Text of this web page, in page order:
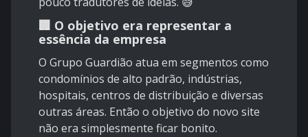
🏢 O objetivo era representar a
essência da empresa
O Grupo Guardião atua em segmentos como
condomínios de alto padrão, indústrias,
hospitais, centros de distribuição e diversas
outras áreas. Então o objetivo do novo site
não era simplesmente ficar bonito.